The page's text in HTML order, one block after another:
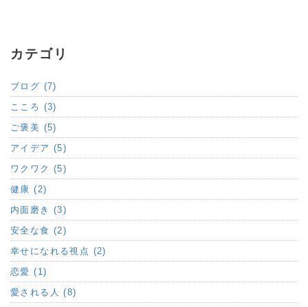
カテゴリ
ブログ (7)
こころ (3)
ご褒美 (5)
アイデア (5)
ワクワク (5)
健康 (2)
内面磨き (3)
安全な食 (2)
幸せになれる視点 (2)
恋愛 (1)
愛される人 (8)